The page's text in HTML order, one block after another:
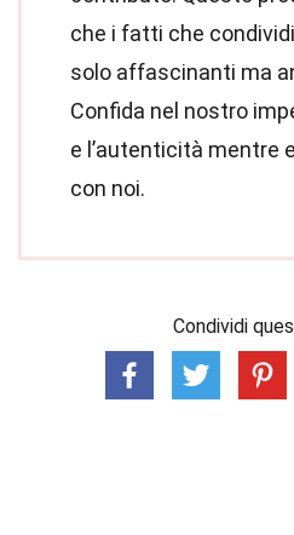
che i fatti che
solo affascinanti ma
Confida nel nostro
e l’autenticità mentre
con noi.
Condividi